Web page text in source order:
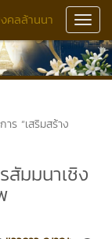
คลล้านนา
ร “เสริมสร้าง
มมนาเชิง